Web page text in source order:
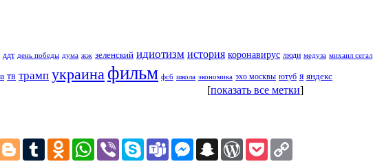
ддт день победы дума жж зеленский идиотизм история коронавирус люди медуза михаил сегал
тв трамп украина фильм фсб школа экономика эхо москвы ютуб я яндекс
[показать все метки]
BloggerTumblrOdnoklassniki
WhatsApp
Viber Skype TeamsMessengerSnapchatWordPress
Pocket